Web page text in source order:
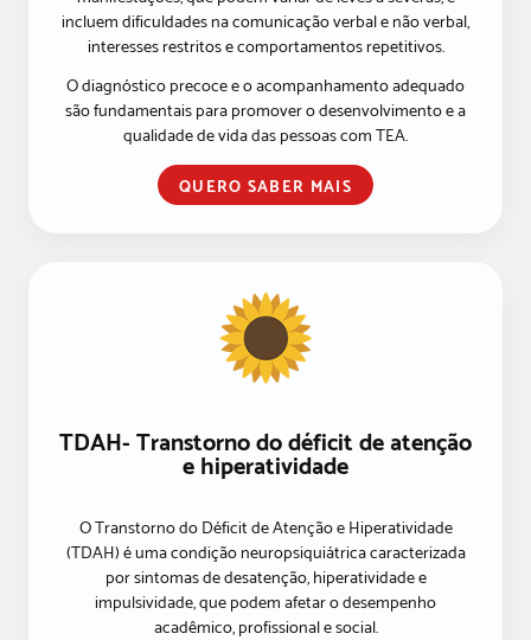
incluem dificuldades na comunicação verbal e não verbal,
interesses restritos e comportamentos repetitivos.
O diagnóstico precoce e o acompanhamento adequado
são fundamentais para promover o desenvolvimento e a
qualidade de vida das pessoas com TEA.
QUERO SABER MAIS
TDAH- Transtorno do déficit de atenção
e hiperatividade
O Transtorno do Déficit de Atenção e Hiperatividade
(TDAH) é uma condição neuropsiquiátrica caracterizada
por sintomas de desatenção, hiperatividade e
impulsividade, que podem afetar o desempenho
acadêmico, profissional e social.